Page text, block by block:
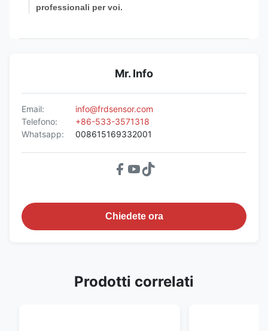
professionali per voi.
Mr. Info
Email:
info@frdsensor.com
Telefono:
+86-533-3571318
Whatsapp:
008615169332001
Chiedete ora
Prodotti correlati